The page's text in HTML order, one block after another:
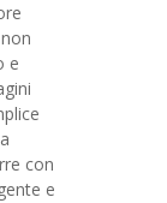
e
con
e